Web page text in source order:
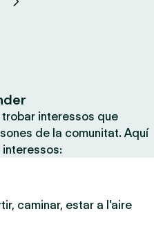
trobar interessos que
de la comunitat. Aquí
caminar, estar a l'aire